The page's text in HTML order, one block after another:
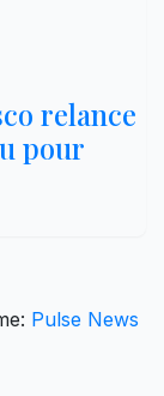
relance
pour
Pulse News